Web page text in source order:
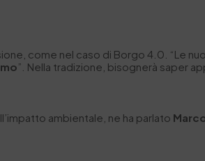
come nel caso di Borgo 4.0. “Le
”. Nella tradizione, bisognerà saper
ambientale, ne ha parlato